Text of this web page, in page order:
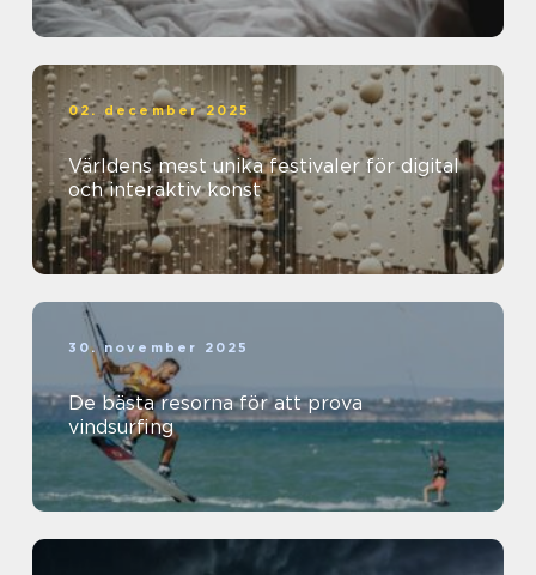
02. december 2025
Världens mest unika festivaler för digital
och interaktiv konst
30. november 2025
De bästa resorna för att prova
vindsurfing